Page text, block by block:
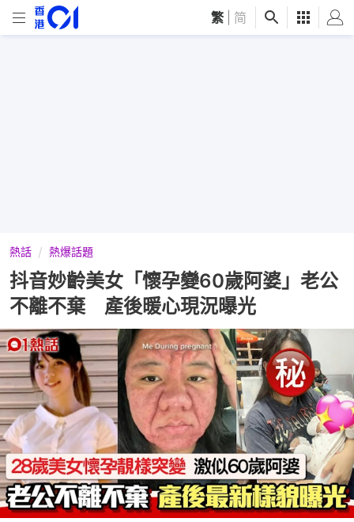
繁 简
熱話 熱爆話題
抖音妙齡美女「懷孕變60歲阿婆」老公
不離不棄 產後暖心現況曝光